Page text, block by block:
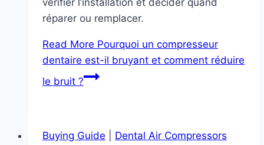
vérifier l’installation et décider quand
réparer ou remplacer.
Read More Pourquoi un compresseur
dentaire est-il bruyant et comment réduire
le bruit ?
Buying Guide Dental Air Compressors